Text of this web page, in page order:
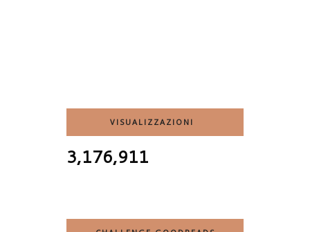
VISUALIZZAZIONI
3,176,911